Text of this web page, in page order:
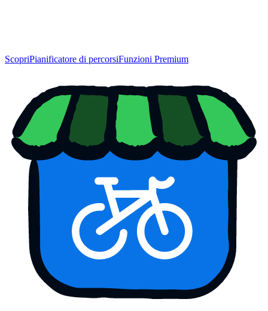
ScopriPianificatore di percorsiFunzioni Premium